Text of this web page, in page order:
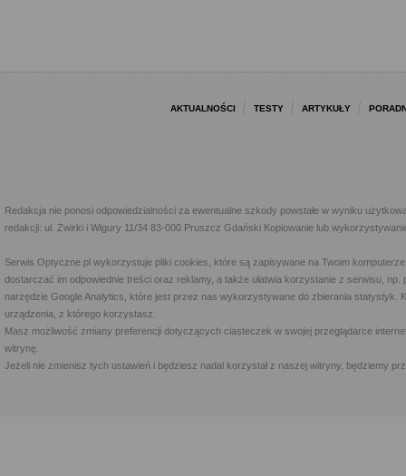
AKTUALNOŚCI TESTY ARTYKUŁY
Redakcja nie ponosi odpowiedzialności za ewentualne szkody powstałe w wyniku
redakcji: ul. Żwirki i Wigury 11/34 83-000 Pruszcz Gdański Kopiowanie lub
Serwis Optyczne.pl wykorzystuje pliki cookies, które są zapisywane na Twoim
dostarczać im odpowiednie treści oraz reklamy, a także ułatwia korzystanie z serwisu,
narzędzie Google Analytics, które jest przez nas wykorzystywane do zbierania statystyk.
urządzenia, z którego korzystasz.
Masz możliwość zmiany preferencji dotyczących ciasteczek w swojej przeglądarce
witrynę.
Jeżeli nie zmienisz tych ustawień i będziesz nadal korzystał z naszej witryny, będziemy